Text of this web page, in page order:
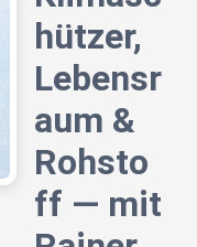
hützer,
Lebensr
aum &
Rohsto
ff — mit